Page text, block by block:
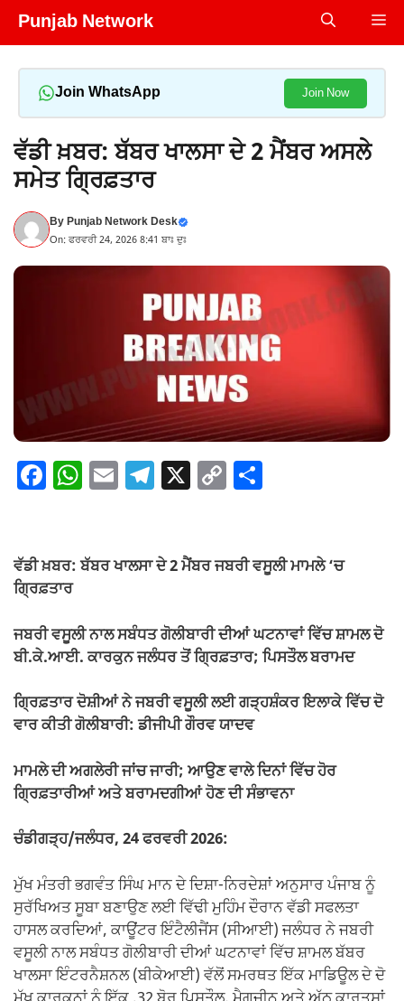
Skip
Punjab Network
Join WhatsApp Join Now
ਵੱਡੀ ਖ਼ਬਰ: ਬੱਬਰ ਖਾਲਸਾ ਦੇ 2 ਮੈਂਬਰ ਅਸਲੇ
ਸਮੇਤ ਗ੍ਰਿਫ਼ਤਾਰ
ByPunjab Network Desk
On: ਫਰਵਰੀ 24, 2026 8:41 ਬਾਃ ਦੁਃ
F
e
b
o
o
W
s
p
p
E T
gr
m
X C
y
n
k
e
ਵੱਡੀ ਖ਼ਬਰ: ਬੱਬਰ ਖਾਲਸਾ ਦੇ 2 ਮੈਂਬਰ ਜਬਰੀ ਵਸੂਲੀ ਮਾਮਲੇ ‘ਚ
ਗ੍ਰਿਫ਼ਤਾਰ
ਜਬਰੀ ਵਸੂਲੀ ਨਾਲ ਸਬੰਧਤ ਗੋਲੀਬਾਰੀ ਦੀਆਂ ਘਟਨਾਵਾਂ ਵਿੱਚ ਸ਼ਾਮਲ ਦੋ
ਬੀ.ਕੇ.ਆਈ. ਕਾਰਕੁਨ ਜਲੰਧਰ ਤੋਂ ਗ੍ਰਿਫ਼ਤਾਰ; ਪਿਸਤੌਲ ਬਰਾਮਦ
ਗ੍ਰਿਫ਼ਤਾਰ ਦੋਸ਼ੀਆਂ ਨੇ ਜਬਰੀ ਵਸੂਲੀ ਲਈ ਗੜ੍ਹਸ਼ੰਕਰ ਇਲਾਕੇ ਵਿੱਚ ਦੋ
ਵਾਰ ਕੀਤੀ ਗੋਲੀਬਾਰੀ: ਡੀਜੀਪੀ ਗੌਰਵ ਯਾਦਵ
ਮਾਮਲੇ ਦੀ ਅਗਲੇਰੀ ਜਾਂਚ ਜਾਰੀ; ਆਉਣ ਵਾਲੇ ਦਿਨਾਂ ਵਿੱਚ ਹੋਰ
ਗ੍ਰਿਫ਼ਤਾਰੀਆਂ ਅਤੇ ਬਰਾਮਦਗੀਆਂ ਹੋਣ ਦੀ ਸੰਭਾਵਨਾ
ਚੰਡੀਗੜ੍ਹ/ਜਲੰਧਰ, 24 ਫਰਵਰੀ 2026:
ਮੁੱਖ ਮੰਤਰੀ ਭਗਵੰਤ ਸਿੰਘ ਮਾਨ ਦੇ ਦਿਸ਼ਾ-ਨਿਰਦੇਸ਼ਾਂ ਅਨੁਸਾਰ ਪੰਜਾਬ ਨੂੰ
ਸੁਰੱਖਿਅਤ ਸੂਬਾ ਬਣਾਉਣ ਲਈ ਵਿੱਢੀ ਮੁਹਿੰਮ ਦੌਰਾਨ ਵੱਡੀ ਸਫਲਤਾ
ਹਾਸਲ ਕਰਦਿਆਂ, ਕਾਊਂਟਰ ਇੰਟੈਲੀਜੈਂਸ (ਸੀਆਈ) ਜਲੰਧਰ ਨੇ ਜਬਰੀ
ਵਸੂਲੀ ਨਾਲ ਸਬੰਧਤ ਗੋਲੀਬਾਰੀ ਦੀਆਂ ਘਟਨਾਵਾਂ ਵਿੱਚ ਸ਼ਾਮਲ ਬੱਬਰ
ਖਾਲਸਾ ਇੰਟਰਨੈਸ਼ਨਲ (ਬੀਕੇਆਈ) ਵੱਲੋਂ ਸਮਰਥਤ ਇੱਕ ਮਾਡਿਊਲ ਦੇ ਦੋ